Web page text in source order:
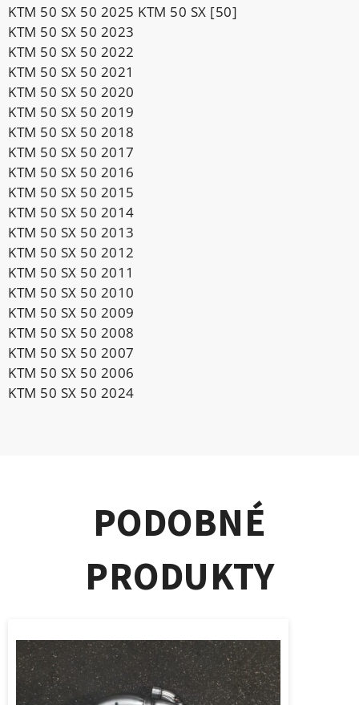
KTM 50 SX 50 2025 KTM 50 SX [50]
KTM 50 SX 50 2023
KTM 50 SX 50 2022
KTM 50 SX 50 2021
KTM 50 SX 50 2020
KTM 50 SX 50 2019
KTM 50 SX 50 2018
KTM 50 SX 50 2017
KTM 50 SX 50 2016
KTM 50 SX 50 2015
KTM 50 SX 50 2014
KTM 50 SX 50 2013
KTM 50 SX 50 2012
KTM 50 SX 50 2011
KTM 50 SX 50 2010
KTM 50 SX 50 2009
KTM 50 SX 50 2008
KTM 50 SX 50 2007
KTM 50 SX 50 2006
KTM 50 SX 50 2024
PODOBNÉ
PRODUKTY